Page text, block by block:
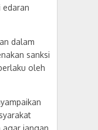
edaran
dalam
sanksi
oleh
jangan